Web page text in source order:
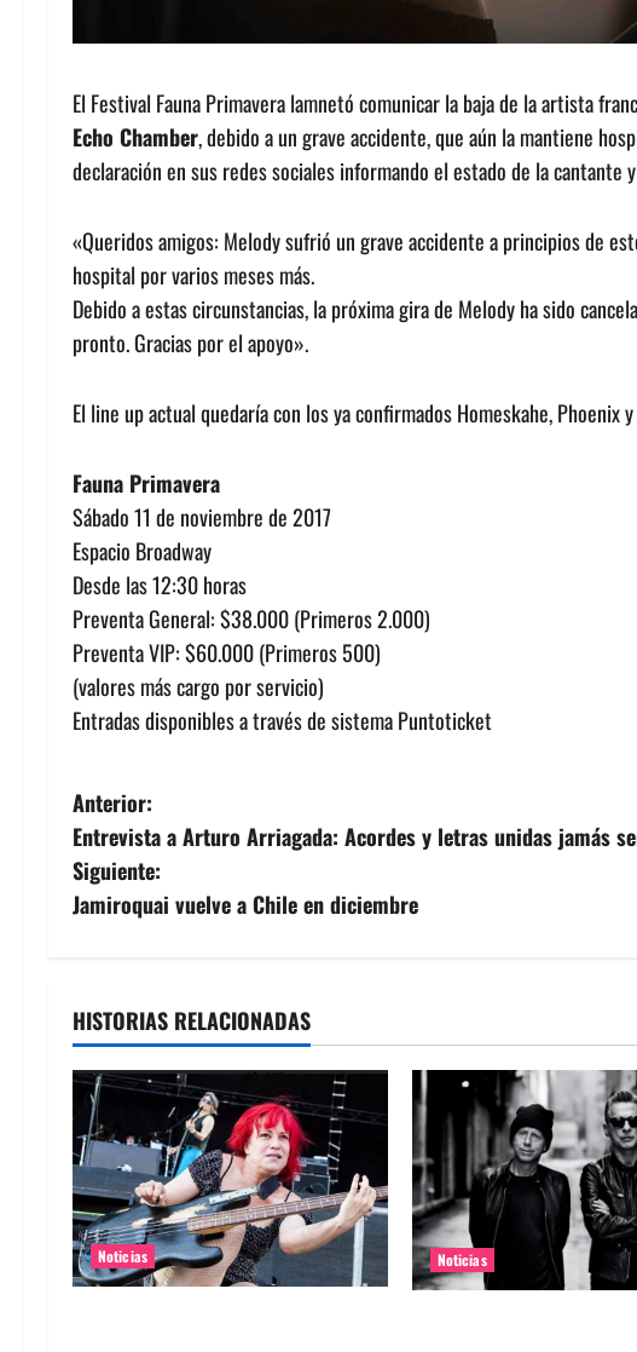
El Festival Fauna Primavera lamnetó comunicar la baja de la artista
Echo Chamber, debido a un grave accidente, que aún la mantiene
declaración en sus redes sociales informando el estado de la
«Queridos amigos: Melody sufrió un grave accidente a principios de
hospital por varios meses más.
Debido a estas circunstancias, la próxima gira de Melody ha sido
pronto. Gracias por el apoyo».
El line up actual quedaría con los ya confirmados Homeskahe, Phoenix
Fauna Primavera
Sábado 11 de noviembre de 2017
Espacio Broadway
Desde las 12:30 horas
Preventa General: $38.000 (Primeros 2.000)
Preventa VIP: $60.000 (Primeros 500)
(valores más cargo por servicio)
Entradas disponibles a través de sistema Puntoticket
N
a
v
g
a
c
i
ó
n
Anterior:
Entrevista a Arturo Arriagada: Acordes y letras unidas jamás
Siguiente:
Jamiroquai vuelve a Chile en diciembre
HISTORIAS RELACIONADAS
Noticias Noticias